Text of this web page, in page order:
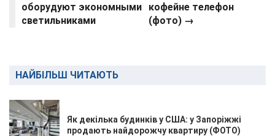
оборудуют экономными
светильниками
кофейне телефон
(фото) →
НАЙБІЛЬШ ЧИТАЮТЬ
Як декілька будинків у США: у Запоріжжі
продають найдорожчу квартиру (ФОТО)